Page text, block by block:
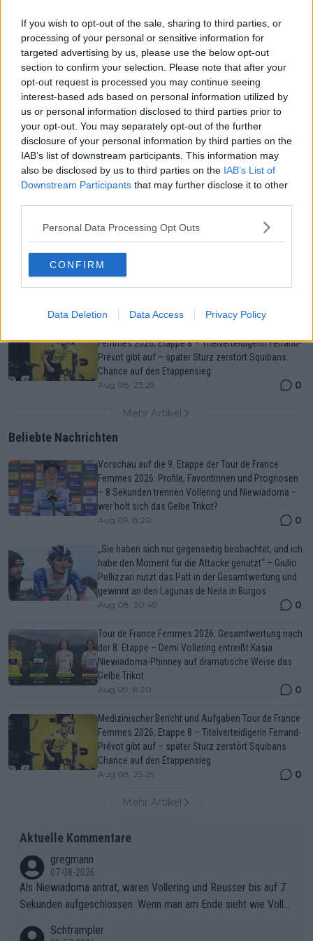
If you wish to opt-out of the sale, sharing to third parties, or
processing of your personal or sensitive information for
targeted advertising by us, please use the below opt-out
section to confirm your selection. Please note that after your
opt-out request is processed you may continue seeing
interest-based ads based on personal information utilized by
us or personal information disclosed to third parties prior to
your opt-out. You may separately opt-out of the further
disclosure of your personal information by third parties on the
IAB’s list of downstream participants. This information may
also be disclosed by us to third parties on the IAB’s List of
Downstream Participants that may further disclose it to other
Personal Data Processing Opt Outs
CONFIRM
Data Deletion Data Access Privacy Policy
Gerade In
Polen-Rundfahrt 2026: Vorschau auf die 7. Etappe,
Profile, Favoriten, TV- und Online-Übertragung sowie
Prognosen – 13 Fahrer innerhalb von 38 Sekunden
kämpfen um den Gesamtsieg der Polen-Rundfahrt –
darunter Marco Brenner und Jan Christen
Aug 09, 11:04
Tour de France Femmes 2026: Gesamtwertung nach
der 8. Etappe – Demi Vollering entreißt Kasia
Niewiadoma-Phinney auf dramatische Weise das
Vorschau auf die 9. Etappe der Tour de France
Femmes 2026: Profile, Favoritinnen und Prognosen
– 8 Sekunden trennen Vollering und Niewiadoma –
wer holt sich das Gelbe Trikot?
Femmes 2026, Etappe 8 – Titelverteidigerin Ferrand-
Prévot gibt auf – später Sturz zerstört Squibans
Chance auf den Etappensieg
Aug 08, 23:29 0
Mehr Artikel
Beliebte Nachrichten
Vorschau auf die 9. Etappe der Tour de France
Femmes 2026: Profile, Favoritinnen und Prognosen
– 8 Sekunden trennen Vollering und Niewiadoma –
wer holt sich das Gelbe Trikot?
Aug 09, 8:20 0
„Sie haben sich nur gegenseitig beobachtet, und ich
habe den Moment für die Attacke genutzt“ – Giulio
Pellizzari nutzt das Patt in der Gesamtwertung und
gewinnt an den Lagunas de Neila in Burgos
Aug 08, 20:49 0
Tour de France Femmes 2026: Gesamtwertung nach
der 8. Etappe – Demi Vollering entreißt Kasia
Niewiadoma-Phinney auf dramatische Weise das
Gelbe Trikot
Aug 09, 8:20 0
Medizinischer Bericht und Aufgaben Tour de France
Femmes 2026, Etappe 8 – Titelverteidigerin Ferrand-
Prévot gibt auf – später Sturz zerstört Squibans
Chance auf den Etappensieg
Aug 08, 23:29 0
Mehr Artikel
Aktuelle Kommentare
gregmann
07-08-2026
Als Niewiadoma antrat, waren Vollering und Reusser bis auf 7
Sekunden aufgeschlossen. Wenn man am Ende sieht wie Voller
ering die 7 Sekunden zu Niewiadoma nicht geschlossen hat un
Schtrampler